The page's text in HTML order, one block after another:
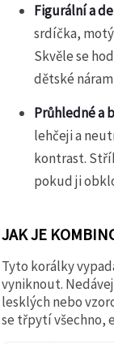
Figurální a
srdíčka,
Skvěle se
dětské
Průhledné a
lehčeji a
kontrast.
pokud ji
JAK JE
Tyto korálky
vyniknout.
lesklých nebo
se třpytí všechno,